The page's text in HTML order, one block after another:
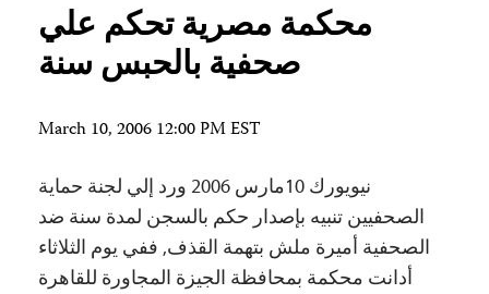
محكمة مصرية تحكم علي
صحفية بالحبس سنة
March 10, 2006 12:00 PM EST
نيويورك 10مارس 2006 ورد إلي لجنة حماية
الصحفيين تنبيه بإصدار حكم بالسجن لمدة سنة ضد
الصحفية أميرة ملش بتهمة القذف, ففي يوم الثلاثاء
أدانت محكمة بمحافظة الجيزة المجاورة للقاهرة